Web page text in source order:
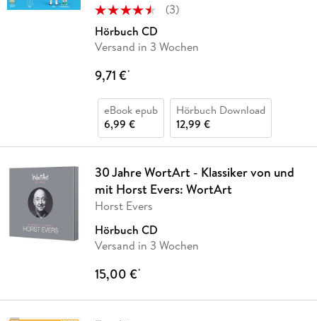
(3)
Hörbuch CD
Versand in 3 Wochen
9,71 €*
eBook epub
6,99 €
Hörbuch Download
12,99 €
30 Jahre WortArt - Klassiker von und
mit Horst Evers: WortArt
Horst Evers
Hörbuch CD
Versand in 3 Wochen
15,00 €*